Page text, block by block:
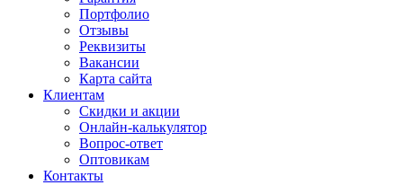
Портфолио
Отзывы
Реквизиты
Вакансии
Карта сайта
Клиентам
Скидки и акции
Онлайн-калькулятор
Вопрос-ответ
Оптовикам
Контакты